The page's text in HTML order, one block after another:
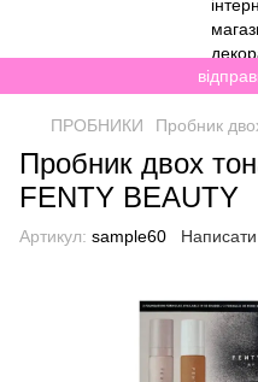
ПРОБНИКИ Пробник
Пробник двох
FENTY BEAUTY
Артикул: sample60 Написати